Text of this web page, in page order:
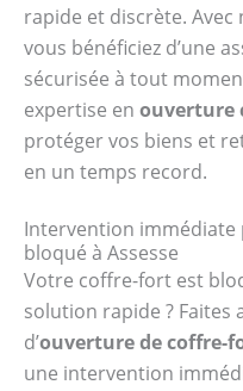
rapide et discrète.
vous bénéficiez d’une
sécurisée à tout
expertise en ouverture
protéger vos biens et
en un temps record.
Intervention
bloqué à Assesse
Votre coffre-fort est
solution rapide ? Faites
d’ouverture de coffre-
une intervention